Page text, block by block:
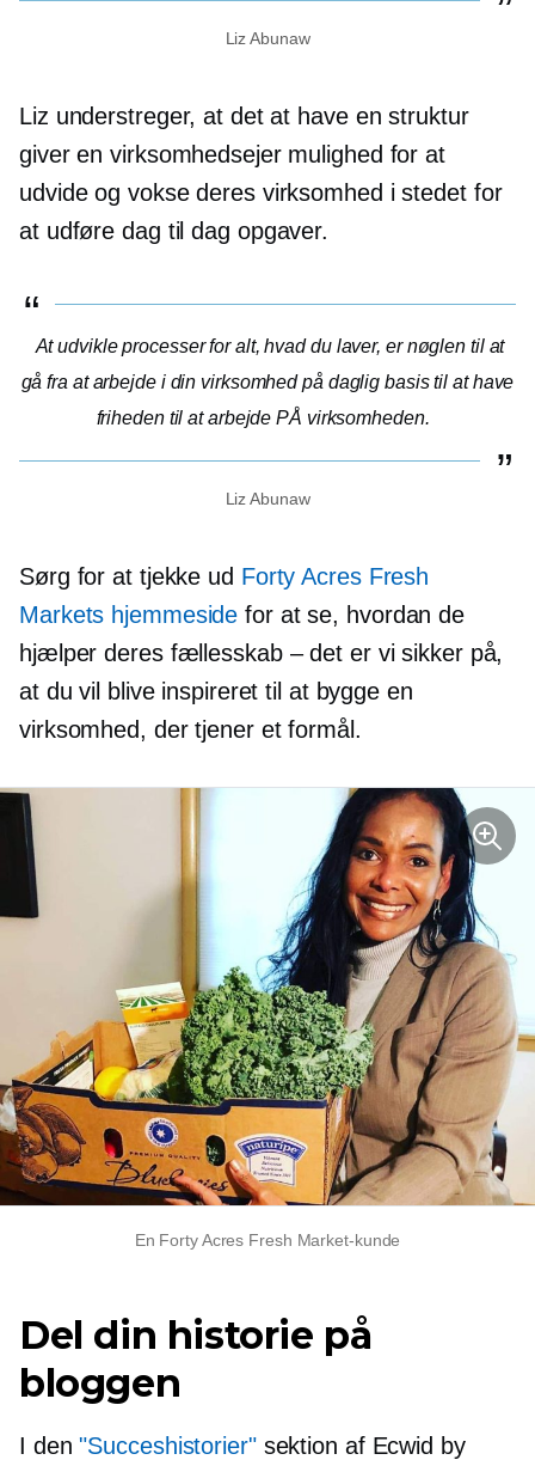
Liz Abunaw
Liz understreger, at det at have en struktur
giver en virksomhedsejer mulighed for at
udvide og vokse deres virksomhed i stedet for
at udføredag til dag opgaver.
At udvikle processer for alt, hvad du laver, er nøglen til at
gå fra at arbejde i din virksomhed på daglig basis til at have
friheden til at arbejde PÅ virksomheden.
Liz Abunaw
Sørg for at tjekke ud Forty Acres Fresh
Markets hjemmeside for at se, hvordan de
hjælper deres fællesskab – det er visikker på,
at du vil blive inspireret til at bygge en
virksomhed, der tjener et formål.
En Forty Acres Fresh Market-kunde
Del din historie på
bloggen
I den"Succeshistorier"sektion af Ecwid by